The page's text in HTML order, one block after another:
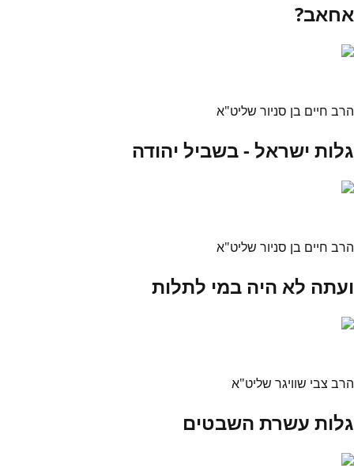
אחאב?
הרב חיים בן סניור שליט"א
גלות ישראל - בשביל יהודה
הרב חיים בן סניור שליט"א
ועתה לא היה במי לתלות
הרב צבי שוויגר שליט"א
גלות עשרת השבטים